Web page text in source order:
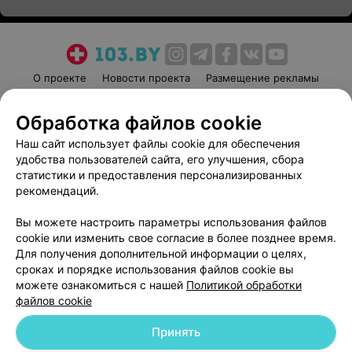
О проекте Новости проекта
Размещение рекламы
Пользовательское соглашение
Способы оплаты
Вакансии
Партнеры
Написать руководителю 103.by
Обработка персональных данных
© 2026 ООО «Артокс Лаб», УНП 191700409 | 220012, Республика Беларусь,
Обработка файлов cookie
Наш сайт использует файлы cookie для обеспечения
удобства пользователей сайта, его улучшения, сбора
статистики и предоставления персонализированных
рекомендаций.
Вы можете настроить параметры использования файлов
cookie или изменить свое согласие в более позднее время.
Для получения дополнительной информации о целях,
сроках и порядке использования файлов cookie вы
можете ознакомиться с нашей Политикой обработки
файлов cookie
Принять